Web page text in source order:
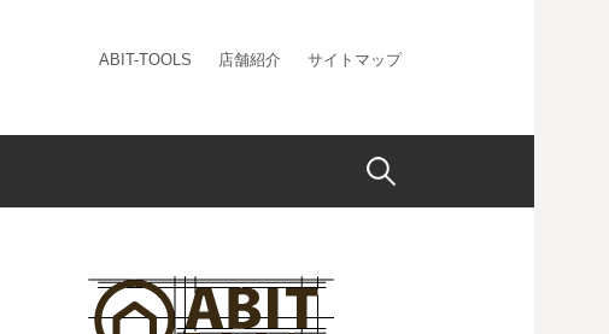
ABIT-TOOLS 店舗紹介 サイトマップ
検